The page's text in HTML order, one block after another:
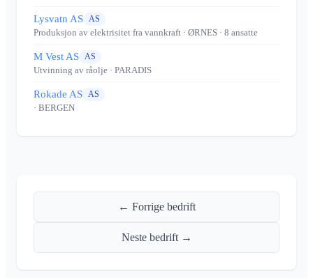
Lysvatn AS AS
Produksjon av elektrisitet fra vannkraft · ØRNES · 8 ansatte
M Vest AS AS
Utvinning av råolje · PARADIS
Rokade AS AS
· BERGEN
← Forrige bedrift
Neste bedrift →